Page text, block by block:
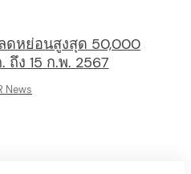
ลดหย่อนสูงสุด 50,000
ถึง 15 ก.พ. 2567
News